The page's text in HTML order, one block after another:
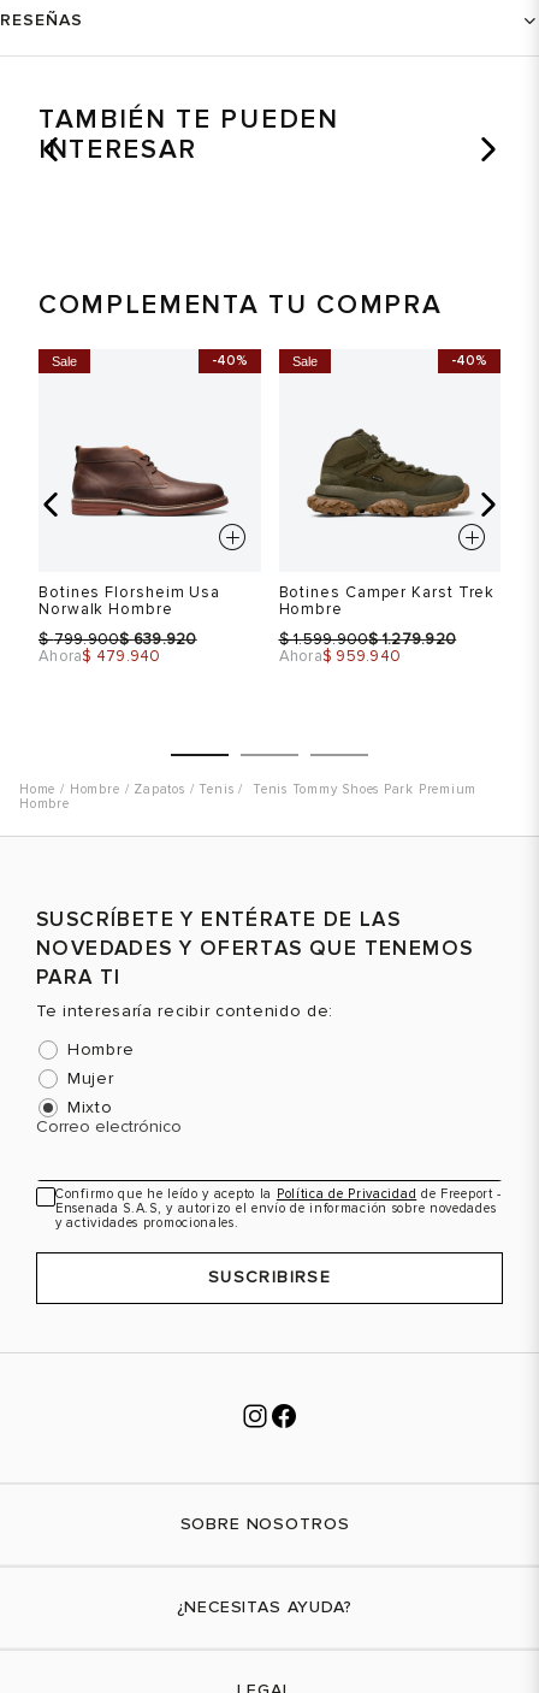
RESEÑAS
TAMBIÉN TE PUEDEN
INTERESAR
COMPLEMENTA TU COMPRA
-40%
Sale
Botines Florsheim Usa
Norwalk Hombre
$799.900$639.920
Ahora$ 479.940
Selecciona una talla
EUR
USA
40.5
41 7.5
42
43 9.5
43.5 10
Color
VER PRODUCTO
-40%
Sale
Botines Camper Karst Trek
Hombre
$1.599.900$1.279.920
Ahora$ 959.940
Selecciona una talla
EUR
USA
VER PRODUCTO
Hombre Zapatos Tenis
Tenis Tommy Shoes Park Premium
Hombre
SUSCRÍBETE Y ENTÉRATE DE LAS
NOVEDADES Y OFERTAS QUE TENEMOS
PARA TI
Te interesaría recibir contenido de:
Hombre
Mujer
Mixto
Correo electrónico
Confirmo que he leído y acepto la Política de Privacidad de Freeport -
Ensenada S.A.S, y autorizo el envío de información sobre novedades
y actividades promocionales.
SUSCRIBIRSE
SOBRE NOSOTROS
¿NECESITAS AYUDA?